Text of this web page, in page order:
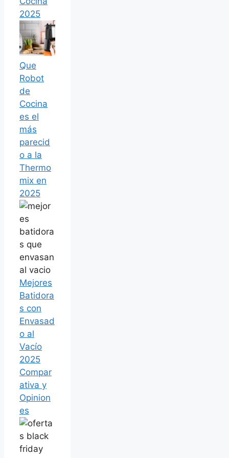
2025
Que
Robot
de
Cocina
es el
más
parecid
o a la
Thermo
mix en
2025
Mejores
Batidora
s con
Envasad
o al
Vacío
2025
Compar
ativa y
Opinion
es